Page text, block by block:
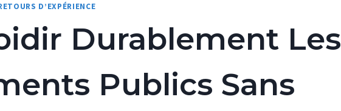
D’EXPÉRIENCE
Durablement Les
Publics Sans